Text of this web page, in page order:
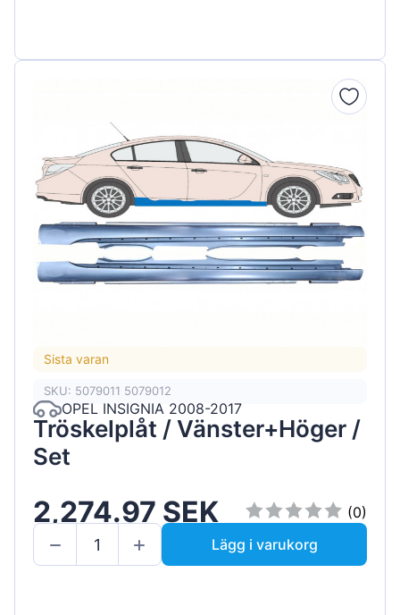
Sista varan
SKU: 5079011 5079012
OPEL INSIGNIA 2008-2017
Tröskelplåt / Vänster+Höger /
Set
2,274.97 SEK
(0)
Lägg i varukorg